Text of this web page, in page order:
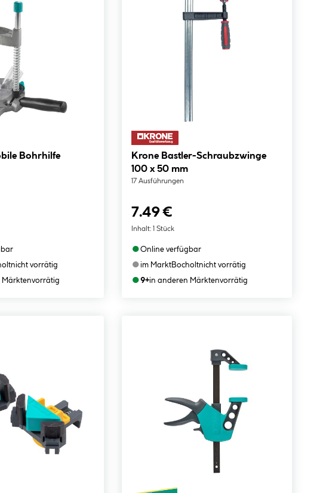
nicht vorrätig
Märktenvorrätig
Krone Bastler-Schraubzwinge
100 x 50 mm
17 Ausführungen
7.49 €
Inhalt: 1 Stück
●Online verfügbar
●im MarktBocholtnicht vorrätig
●9+in anderen Märktenvorrätig